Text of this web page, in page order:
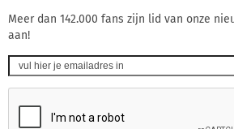
Meer dan 142.000 fans zijn lid van onze
aan!